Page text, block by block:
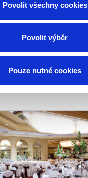
Povolit všechny cookies
Povolit výběr
Pouze nutné cookies
Přehozy